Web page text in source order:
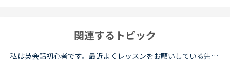
関連するトピック
私は英会話初心者です。最近よくレッスンをお願いしている先生が実は中上級者向けだと知りました。紹介欄をよく読まず、対応教材だけで絞り込んだ為に選んでしまいました。とても良い先生で、毎日でも受けたいく...